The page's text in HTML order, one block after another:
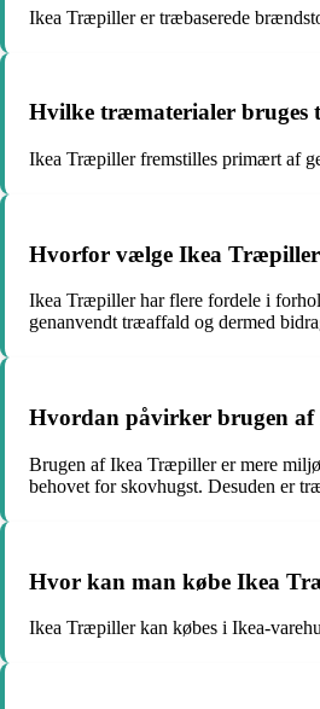
Ikea Træpiller er træbaserede
Hvilke træmaterialer bruges
Ikea Træpiller fremstilles primært af
Hvorfor vælge Ikea
Ikea Træpiller har flere fordele i
genanvendt træaffald og dermed
Hvordan påvirker brugen
Brugen af Ikea Træpiller er mere
behovet for skovhugst. Desuden er
Hvor kan man købe Ikea
Ikea Træpiller kan købes i Ikea-